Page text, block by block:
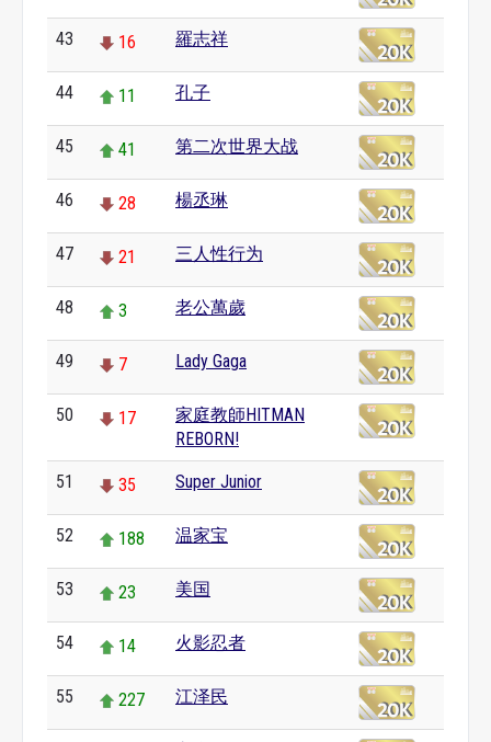
43 16 羅志祥
44 11 孔子
45 41 第二次世界大战
46 28 楊丞琳
47 21 三人性行为
48 3 老公萬歲
49 7 Lady Gaga
50 17
家庭教師HITMAN
REBORN!
51 35 Super Junior
52 188 温家宝
53 23 美国
54 14 火影忍者
55 227 江泽民